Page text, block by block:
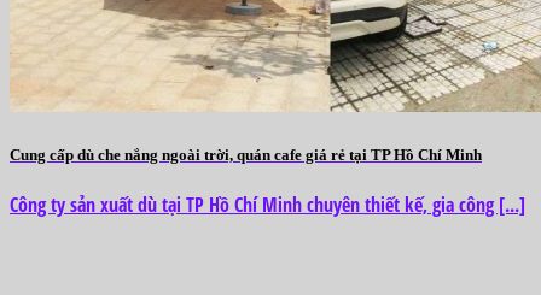
Cung cấp dù che nắng ngoài trời, quán cafe giá rẻ tại TP Hồ Chí Minh
Công ty sản xuất dù tại TP Hồ Chí Minh chuyên thiết kế, gia công [...]